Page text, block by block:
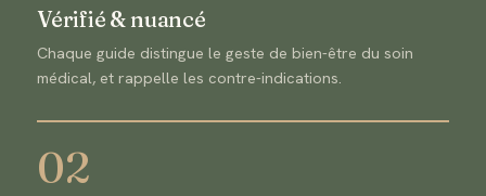
Vérifié & nuancé
Chaque guide distingue le geste de bien-être du soin
médical, et rappelle les contre-indications.
02